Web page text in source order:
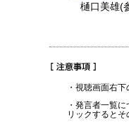
樋口美雄(
・視聴画面右
・発言者一覧
リックするとそ